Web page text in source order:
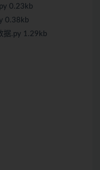
0.23kb
0.38kb
据.py 1.29kb